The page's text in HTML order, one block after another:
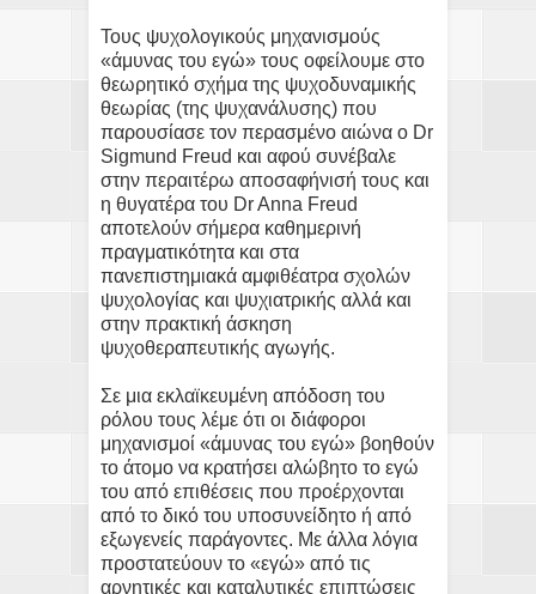
Τους ψυχολογικούς μηχανισμούς
«άμυνας του εγώ» τους οφείλουμε στο
θεωρητικό σχήμα της ψυχοδυναμικής
θεωρίας (της ψυχανάλυσης) που
παρουσίασε τον περασμένο αιώνα ο Dr
Sigmund Freud και αφού συνέβαλε
στην περαιτέρω αποσαφήνισή τους και
η θυγατέρα του Dr Anna Freud
αποτελούν σήμερα καθημερινή
πραγματικότητα και στα
πανεπιστημιακά αμφιθέατρα σχολών
ψυχολογίας και ψυχιατρικής αλλά και
στην πρακτική άσκηση
ψυχοθεραπευτικής αγωγής.
Σε μια εκλαϊκευμένη απόδοση του
ρόλου τους λέμε ότι οι διάφοροι
μηχανισμοί «άμυνας του εγώ» βοηθούν
το άτομο να κρατήσει αλώβητο το εγώ
του από επιθέσεις που προέρχονται
από το δικό του υποσυνείδητο ή από
εξωγενείς παράγοντες. Με άλλα λόγια
προστατεύουν το «εγώ» από τις
αρνητικές και καταλυτικές επιπτώσεις